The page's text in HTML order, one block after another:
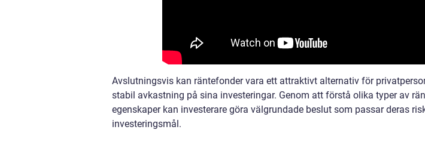
Avslutningsvis kan räntefonder vara ett attraktivt alternativ för
stabil avkastning på sina investeringar. Genom att förstå olika typer av
egenskaper kan investerare göra välgrundade beslut som passar deras
investeringsmål.